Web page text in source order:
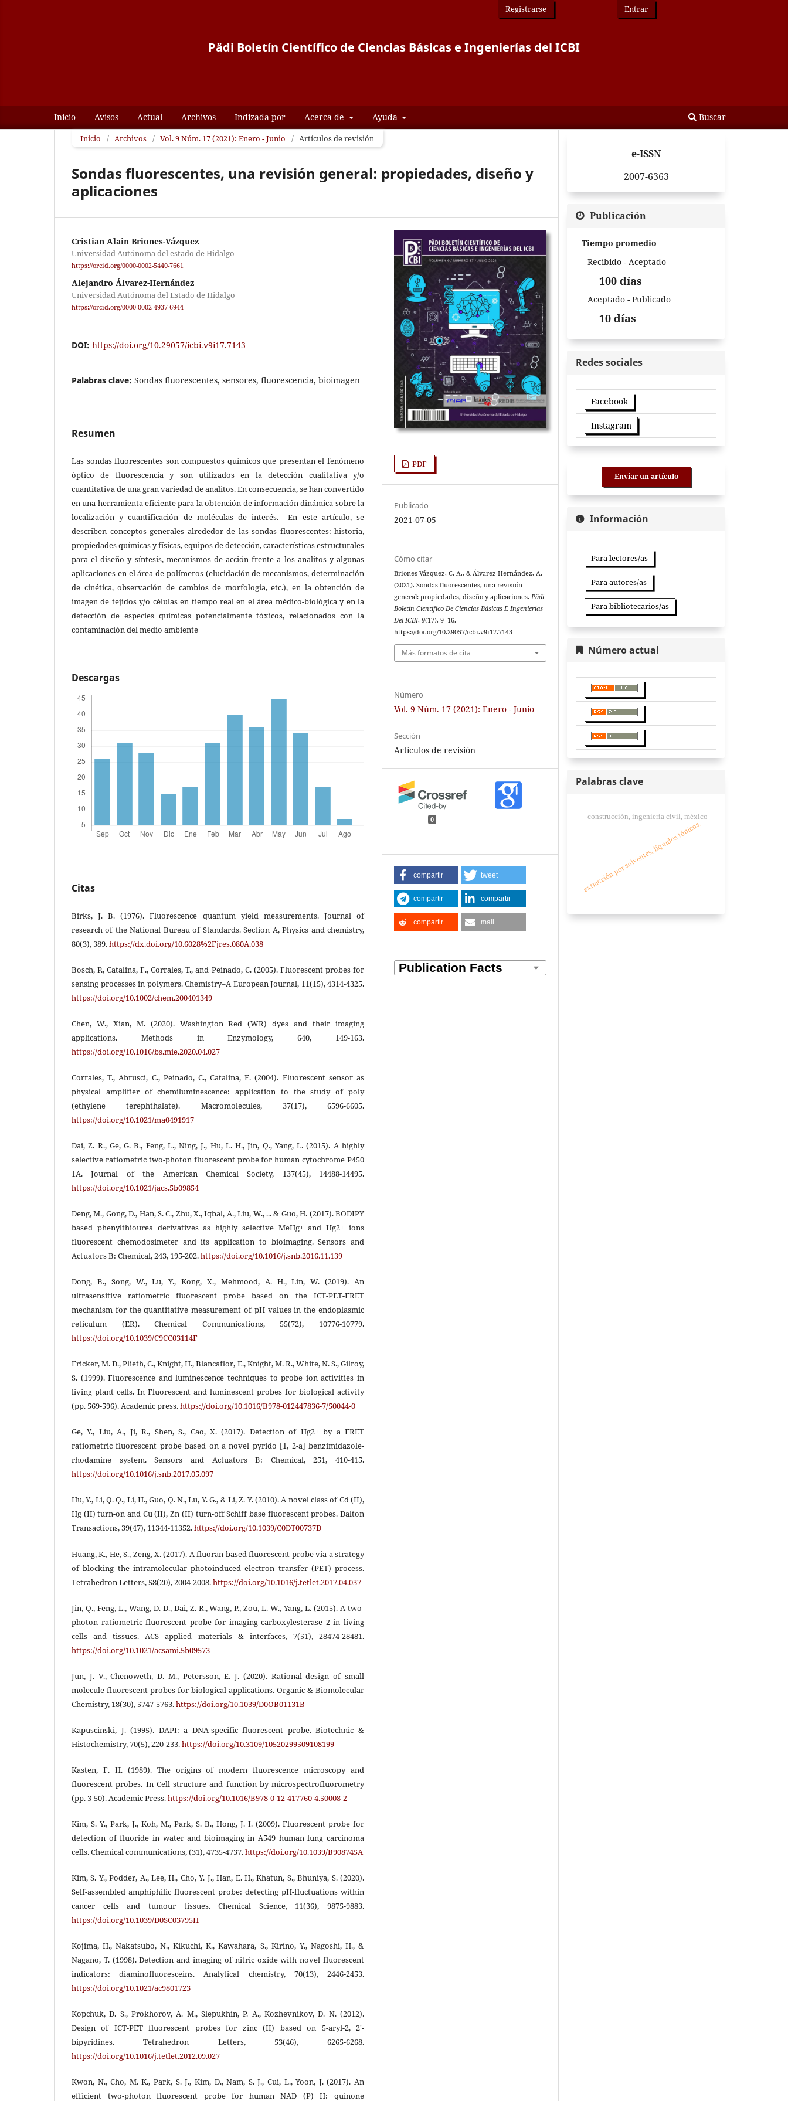
Pädi Boletín Científico de Ciencias Básicas e Ingenierías del ICBI
Inicio Avisos Actual Archivos Indizada por Acerca de Ayuda Buscar
Registrarse Entrar
Inicio / Archivos / Vol. 9 Núm. 17 (2021): Enero - Junio / Artículos de revisión
Sondas fluorescentes, una revisión general: propiedades, diseño y
aplicaciones
Cristian Alain Briones-Vázquez
Universidad Autónoma del estado de Hidalgo
https://orcid.org/0000-0002-5440-7661
Alejandro Álvarez-Hernández
Universidad Autónoma del Estado de Hidalgo
https://orcid.org/0000-0002-4937-6944
DOI: https://doi.org/10.29057/icbi.v9i17.7143
Palabras clave: Sondas fluorescentes, sensores, fluorescencia, bioimagen
Resumen
Las sondas fluorescentes son compuestos químicos que presentan el fenómeno
óptico de fluorescencia y son utilizados en la detección cualitativa y/o
cuantitativa de una gran variedad de analitos. En consecuencia, se han convertido
en una herramienta eficiente para la obtención de información dinámica sobre la
localización y cuantificación de moléculas de interés. En este artículo, se
describen conceptos generales alrededor de las sondas fluorescentes: historia,
propiedades químicas y físicas, equipos de detección, características estructurales
para el diseño y síntesis, mecanismos de acción frente a los analitos y algunas
aplicaciones en el área de polímeros (elucidación de mecanismos, determinación
de cinética, observación de cambios de morfología, etc.), en la obtención de
imagen de tejidos y/o células en tiempo real en el área médico-biológica y en la
detección de especies químicas potencialmente tóxicos, relacionados con la
contaminación del medio ambiente
Descargas
Citas
Birks, J. B. (1976). Fluorescence quantum yield measurements. Journal of
research of the National Bureau of Standards. Section A, Physics and chemistry,
80(3), 389.https://dx.doi.org/10.6028%2Fjres.080A.038
Bosch, P., Catalina, F., Corrales, T., and Peinado, C. (2005). Fluorescent probes for
sensing processes in polymers. Chemistry–A European Journal, 11(15), 4314-4325.
https://doi.org/10.1002/chem.200401349
Chen, W., Xian, M. (2020). Washington Red (WR) dyes and their imaging
applications. Methods in Enzymology, 640, 149-163.
https://doi.org/10.1016/bs.mie.2020.04.027
Corrales, T., Abrusci, C., Peinado, C., Catalina, F. (2004). Fluorescent sensor as
physical amplifier of chemiluminescence: application to the study of poly
(ethylene terephthalate). Macromolecules, 37(17), 6596-6605.
https://doi.org/10.1021/ma0491917
Dai, Z. R., Ge, G. B., Feng, L., Ning, J., Hu, L. H., Jin, Q., Yang, L. (2015). A highly
selective ratiometric two-photon fluorescent probe for human cytochrome P450
1A. Journal of the American Chemical Society, 137(45), 14488-14495.
https://doi.org/10.1021/jacs.5b09854
Deng, M., Gong, D., Han, S. C., Zhu, X., Iqbal, A., Liu, W., ... & Guo, H. (2017). BODIPY
based phenylthiourea derivatives as highly selective MeHg+ and Hg2+ ions
fluorescent chemodosimeter and its application to bioimaging. Sensors and
Actuators B: Chemical, 243, 195-202.https://doi.org/10.1016/j.snb.2016.11.139
Dong, B., Song, W., Lu, Y., Kong, X., Mehmood, A. H., Lin, W. (2019). An
ultrasensitive ratiometric fluorescent probe based on the ICT-PET-FRET
mechanism for the quantitative measurement of pH values in the endoplasmic
reticulum (ER). Chemical Communications, 55(72), 10776-10779.
https://doi.org/10.1039/C9CC03114F
Fricker, M. D., Plieth, C., Knight, H., Blancaflor, E., Knight, M. R., White, N. S., Gilroy,
S. (1999). Fluorescence and luminescence techniques to probe ion activities in
living plant cells. In Fluorescent and luminescent probes for biological activity
(pp. 569-596). Academic press.https://doi.org/10.1016/B978-012447836-7/50044-0
Ge, Y., Liu, A., Ji, R., Shen, S., Cao, X. (2017). Detection of Hg2+ by a FRET
ratiometric fluorescent probe based on a novel pyrido [1, 2-a] benzimidazole-
rhodamine system. Sensors and Actuators B: Chemical, 251, 410-415.
https://doi.org/10.1016/j.snb.2017.05.097
Hu, Y., Li, Q. Q., Li, H., Guo, Q. N., Lu, Y. G., & Li, Z. Y. (2010). A novel class of Cd (II),
Hg (II) turn-on and Cu (II), Zn (II) turn-off Schiff base fluorescent probes. Dalton
Transactions, 39(47), 11344-11352.https://doi.org/10.1039/C0DT00737D
Huang, K., He, S., Zeng, X. (2017). A fluoran-based fluorescent probe via a strategy
of blocking the intramolecular photoinduced electron transfer (PET) process.
Tetrahedron Letters, 58(20), 2004-2008.https://doi.org/10.1016/j.tetlet.2017.04.037
Jin, Q., Feng, L., Wang, D. D., Dai, Z. R., Wang, P., Zou, L. W., Yang, L. (2015). A two-
photon ratiometric fluorescent probe for imaging carboxylesterase 2 in living
cells and tissues. ACS applied materials & interfaces, 7(51), 28474-28481.
https://doi.org/10.1021/acsami.5b09573
Jun, J. V., Chenoweth, D. M., Petersson, E. J. (2020). Rational design of small
molecule fluorescent probes for biological applications. Organic & Biomolecular
Chemistry, 18(30), 5747-5763.https://doi.org/10.1039/D0OB01131B
Kapuscinski, J. (1995). DAPI: a DNA-specific fluorescent probe. Biotechnic &
Histochemistry, 70(5), 220-233.https://doi.org/10.3109/10520299509108199
Kasten, F. H. (1989). The origins of modern fluorescence microscopy and
fluorescent probes. In Cell structure and function by microspectrofluorometry
(pp. 3-50). Academic Press.https://doi.org/10.1016/B978-0-12-417760-4.50008-2
Kim, S. Y., Park, J., Koh, M., Park, S. B., Hong, J. I. (2009). Fluorescent probe for
detection of fluoride in water and bioimaging in A549 human lung carcinoma
cells. Chemical communications, (31), 4735-4737.https://doi.org/10.1039/B908745A
Kim, S. Y., Podder, A., Lee, H., Cho, Y. J., Han, E. H., Khatun, S., Bhuniya, S. (2020).
Self-assembled amphiphilic fluorescent probe: detecting pH-fluctuations within
cancer cells and tumour tissues. Chemical Science, 11(36), 9875-9883.
https://doi.org/10.1039/D0SC03795H
Kojima, H., Nakatsubo, N., Kikuchi, K., Kawahara, S., Kirino, Y., Nagoshi, H., &
Nagano, T. (1998). Detection and imaging of nitric oxide with novel fluorescent
indicators: diaminofluoresceins. Analytical chemistry, 70(13), 2446-2453.
https://doi.org/10.1021/ac9801723
Kopchuk, D. S., Prokhorov, A. M., Slepukhin, P. A., Kozhevnikov, D. N. (2012).
Design of ICT-PET fluorescent probes for zinc (II) based on 5-aryl-2, 2′-
bipyridines. Tetrahedron Letters, 53(46), 6265-6268.
https://doi.org/10.1016/j.tetlet.2012.09.027
Kwon, N., Cho, M. K., Park, S. J., Kim, D., Nam, S. J., Cui, L., Yoon, J. (2017). An
efficient two-photon fluorescent probe for human NAD (P) H: quinone
PDF
Publicado
2021-07-05
Cómo citar
Briones-Vázquez, C. A., & Álvarez-Hernández, A.
(2021). Sondas fluorescentes, una revisión
general: propiedades, diseño y aplicaciones.Pädi
Boletín Científico De Ciencias Básicas E Ingenierías
Del ICBI,9(17), 9–16.
https://doi.org/10.29057/icbi.v9i17.7143
Más formatos de cita
Número
Vol. 9 Núm. 17 (2021): Enero - Junio
Sección
Artículos de revisión
0
compartir tweet
compartir compartir
compartir mail
e-ISSN
2007-6363
Publicación
Tiempo promedio
Recibido - Aceptado
100 días
Aceptado - Publicado
10 días
Redes sociales
Facebook
Instagram
Enviar un artículo
Información
Para lectores/as
Para autores/as
Para bibliotecarios/as
Número actual
Palabras clave
extracción por solventes, líquidos iónicos.
construcción, ingeniería civil, méxico